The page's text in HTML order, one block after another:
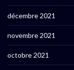
décembre 2021
novembre 2021
octobre 2021